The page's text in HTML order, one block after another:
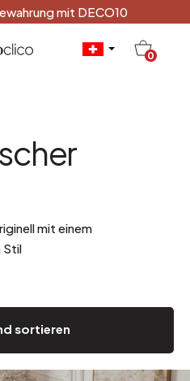
mit DECO10
0
mit einem
Stil
sortieren